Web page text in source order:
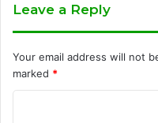
Leave a Reply
Your email address will not
marked *